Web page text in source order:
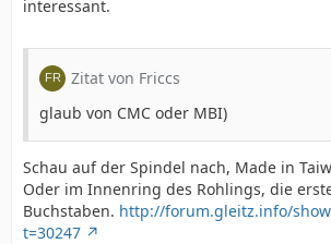
interessant.
Zitat von Friccs
glaub von CMC oder MBI)
Schau auf der Spindel nach, Made in
Oder im Innenring des Rohlings, die
Buchstaben. http://forum.gleitz.info/
t=30247